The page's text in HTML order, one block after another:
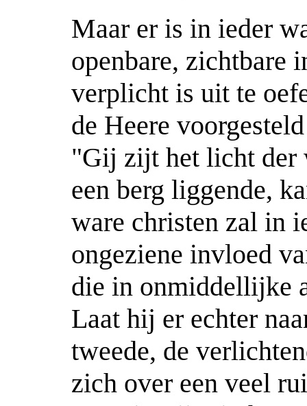
Maar er is in ieder
openbare, zichtbare
verplicht is uit te
de Heere
"Gij zijt het licht der
een berg liggende,
ware christen zal in
ongeziene invloed
die in onmiddellijke
Laat hij er echter
tweede, de
zich over een veel